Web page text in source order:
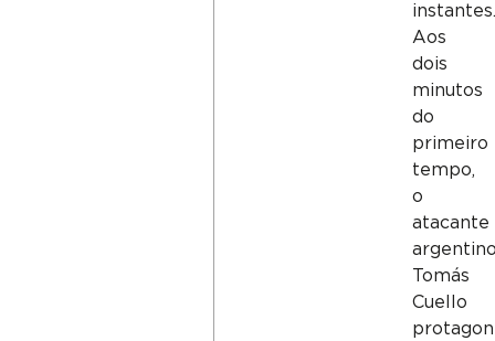
Aos
dois
minutos
do
primeiro
tempo,
o
atacante
Tomás
Cuello